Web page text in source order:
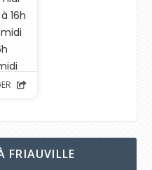
FRIAUVILLE